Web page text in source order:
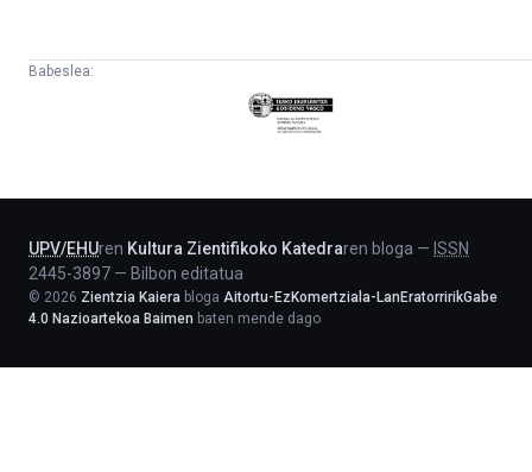
Babeslea:
Eusko
Jaurlaritza
UPV/EHUren Kultura Zientifikoko Katedraren bloga — ISSN
2445-3897 — Bilbon editatua
© 2026 Zientzia Kaiera bloga Aitortu-EzKomertziala-LanEratorririkGabe
4.0 Nazioartekoa Baimen baten mende dago